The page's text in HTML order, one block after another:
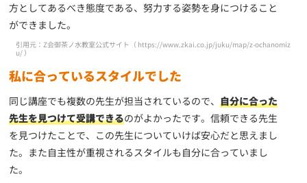
方としてあるべき態度である、努力する姿勢を身につけること
ができました。
引用元：Z会御茶ノ水教室公式サイト（ https://www.zkai.co.jp/juku/map/z-ochanomiz
u/ ）
私に合っているスタイルでした
同じ講座でも複数の先生が担当されているので、自分に合った
先生を見つけて受講できるのがよかったです。信頼できる先生
を見つけたことで、この先生についていけば安心だと思えまし
た。また自主性が重視されるスタイルも自分に合っていまし
た。